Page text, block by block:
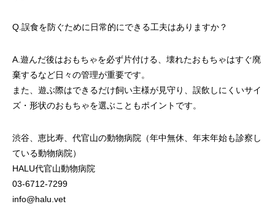
Q.誤食を防ぐために日常的にできる工夫はありますか？
A.遊んだ後はおもちゃを必ず片付ける、壊れたおもちゃはすぐ廃
棄するなど日々の管理が重要です。
また、遊ぶ際はできるだけ飼い主様が見守り、誤飲しにくいサイ
ズ・形状のおもちゃを選ぶこともポイントです。
渋谷、恵比寿、代官山の動物病院（年中無休、年末年始も診察し
ている動物病院）
HALU代官山動物病院
03-6712-7299
info@halu.vet